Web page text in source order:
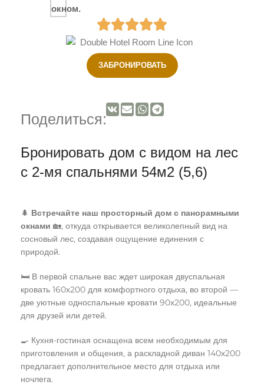
ЗАБРОНИРОВАТЬ
Поделиться:
Бронировать дом с видом на лес
c 2-мя спальнями 54м2 (5,6)
🌲 Встречайте наш просторный дом с панорамными
окнами 🏡, откуда открывается великолепный вид на
сосновый лес, создавая ощущение единения с
природой.
🛏️ В первой спальне вас ждет широкая двуспальная
кровать 160х200 для комфортного отдыха, во второй —
две уютные односпальные кровати 90х200, идеальные
для друзей или детей.
🍳 Кухня-гостиная оснащена всем необходимым для
приготовления и общения, а раскладной диван 140х200
предлагает дополнительное место для отдыха или
ночлега.